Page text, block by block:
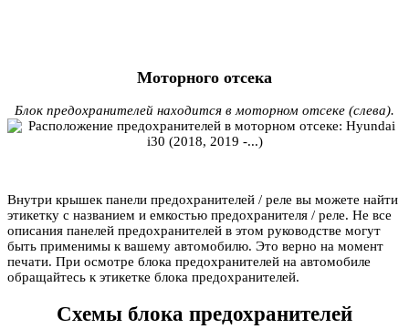
Моторного отсека
Блок предохранителей находится в моторном отсеке (слева).
Внутри крышек панели предохранителей / реле вы можете найти
этикетку с названием и емкостью предохранителя / реле. Не все
описания панелей предохранителей в этом руководстве могут
быть применимы к вашему автомобилю. Это верно на момент
печати. При осмотре блока предохранителей на автомобиле
обращайтесь к этикетке блока предохранителей.
Схемы блока предохранителей